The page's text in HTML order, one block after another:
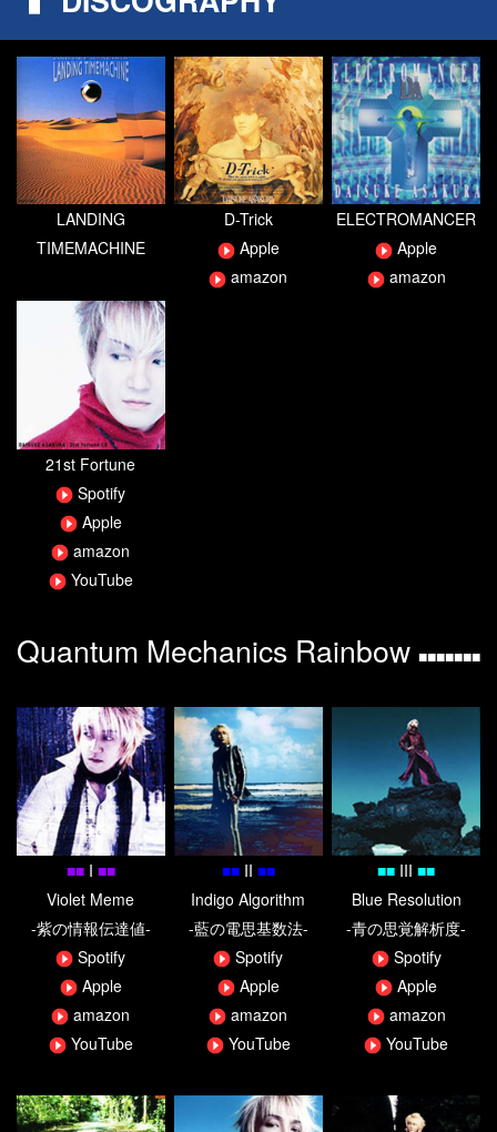
LANDING
TIMEMACHINE
D-Trick
Apple
amazon
ELECTROMANCER
Apple
amazon
21st Fortune
Spotify
Apple
amazon
YouTube
Quantum Mechanics Rainbow ■■■■■■■
■■I ■■
Violet Meme
-紫の情報伝達値-
Spotify
Apple
amazon
YouTube
■■II ■■
Indigo Algorithm
-藍の電思基数法-
Spotify
Apple
amazon
YouTube
■■ III ■■
Blue Resolution
-青の思覚解析度-
Spotify
Apple
amazon
YouTube